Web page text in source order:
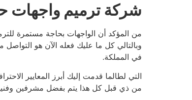
شركة ترميم واجهات
من المؤكد أن الواجهات بحاجة مستمرة
وبالتالي كل ما عليك فعله الآن هو
في المملكة.
التي لطالما قدمت إليك أبرز المعايير
من ذي قبل كل هذا يتم بفضل مشرفين